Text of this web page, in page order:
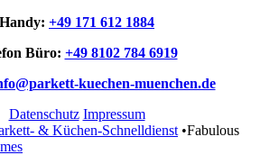
Handy: +49 171 612 1884
Büro: +49 8102 784 6919
kuechen-muenchen.de
Datenschutz Impressum
& Küchen-Schnelldienst •Fabulous